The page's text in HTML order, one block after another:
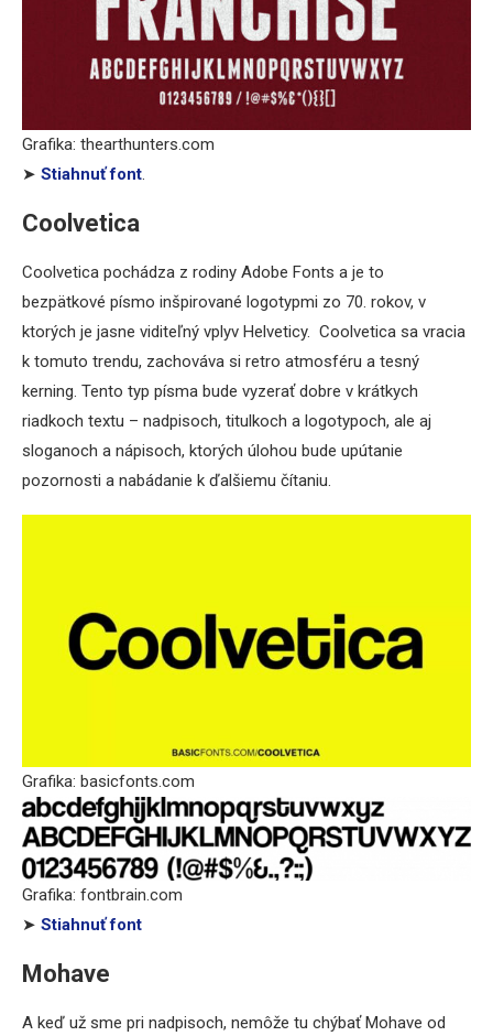
Grafika: thearthunters.com
➤ Stiahnuť font
Coolvetica
Coolvetica pochádza z rodiny Adobe Fonts a je to
bezpätkové písmo inšpirované logotypmi zo 70. rokov, v
ktorých je jasne viditeľný vplyv Helveticy. Coolvetica sa vracia
k tomuto trendu, zachováva si retro atmosféru a tesný
kerning. Tento typ písma bude vyzerať dobre v krátkych
riadkoch textu – nadpisoch, titulkoch a logotypoch, ale aj
sloganoch a nápisoch, ktorých úlohou bude upútanie
pozornosti a nabádanie k ďalšiemu čítaniu.
Grafika: basicfonts.com
Grafika: fontbrain.com
➤ Stiahnuť font
Mohave
A keď už sme pri nadpisoch, nemôže tu chýbať Mohave od